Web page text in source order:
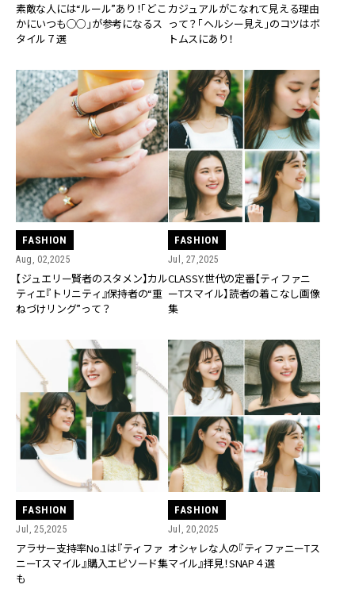
素敵な人には“ルール”あり！「どこ
かにいつも○○」が参考になるス
タイル７選
カジュアルがこなれて見える理由
って？「ヘルシー見え」のコツはボ
トムスにあり！
FASHION
Aug, 02,2025
【ジュエリー賢者のスタメン】カル
ティエ『トリニティ』保持者の“重
ねづけリング”って？
FASHION
Jul, 27,2025
CLASSY.世代の定番【ティファニ
ーTスマイル】読者の着こなし画像
集
FASHION
Jul, 25,2025
アラサー支持率No.1は『ティファ
ニーTスマイル』購入エピソード集
も
FASHION
Jul, 20,2025
オシャレな人の『ティファニーTス
マイル』拝見！SNAP４選